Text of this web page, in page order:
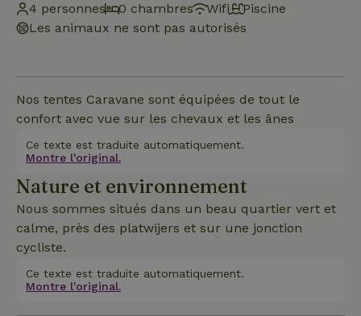
4 personnes
0 chambres Wifi
Piscine
Les animaux ne sont pas autorisés
Nos tentes Caravane sont équipées de tout le
confort avec vue sur les chevaux et les ânes
Ce texte est traduite automatiquement.
Montre l'original.
Nature et environnement
Nous sommes situés dans un beau quartier vert et
calme, près des platwijers et sur une jonction
cycliste.
Ce texte est traduite automatiquement.
Montre l'original.